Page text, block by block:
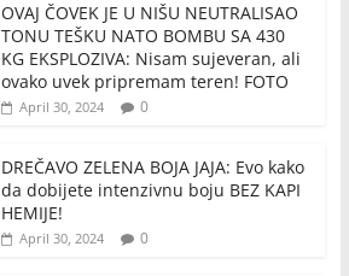
OVAJ ČOVEK JE U NIŠU NEUTRALISAO
TONU TEŠKU NATO BOMBU SA 430
KG EKSPLOZIVA: Nisam sujeveran, ali
ovako uvek pripremam teren! FOTO
April 30, 2024 0
DREČAVO ZELENA BOJA JAJA: Evo kako
da dobijete intenzivnu boju BEZ KAPI
HEMIJE!
April 30, 2024 0